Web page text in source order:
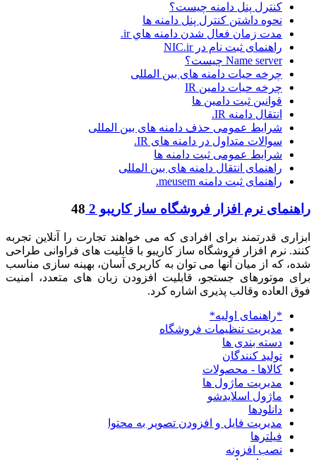
کنترل پنل دامنه چیست؟
نحوه داشتن كنترل پنل دامنه ها
مدت زمان فعال شدن دامنه هاي ir.
راهنمای ثبت نام در NIC.ir
Name server چیست؟
چرخه حیات دامنه های بین المللی
چرخه حیات دامین IR
قوانین ثبت دامین ها
انتقال دامنه IR.
شرایط عمومی حذف دامنه های بین المللی
سوالات متداول در دامنه های IR.
شرایط عمومی ثبت دامنه ها
راهنمای انتقال دامنه های بین المللی
راهنمای ثبت دامنه meusem.
راهنمای نرم افزار فروشگاه ساز کاریبو 2 48
ابزاری قدرتمند برای افرادی که می خواهند تجارت را آنلاین تجربه
کنند. نرم افزار فروشگاه ساز کاریبو با قابلیت های فراوانی طراحی
شده، که از میان آنها می توان به کاربری آسان، بهینه سازی مناسب
برای موتورهای جستجو، قابلیت افزودن زبان های متعدد، امنیت
فوق العاده وقالب پذیری اشاره کرد.
*راهنمای اولیه*
مدیریت تنظیمات فروشگاه
دسته بندی ها
تولید کنندگان
کالاها - محصولات
مدیریت ماژول ها
ماژول اسلایدشو
دانلودها
مدیریت فایل و افزودن تصویر به محتوا
فیلترها
نصب افزونه